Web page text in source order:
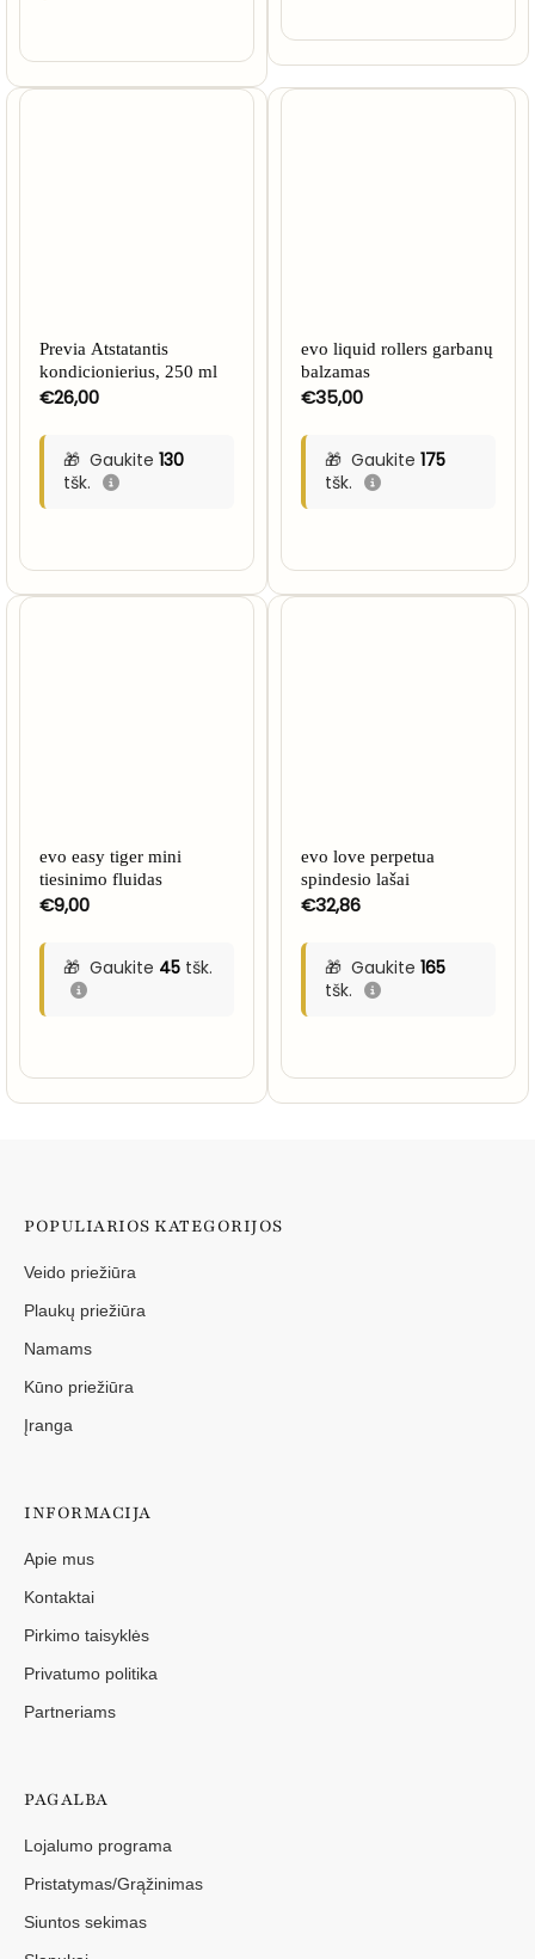
Previa Atstatantis
kondicionierius, 250 ml
€26,00
Gaukite 130
tšk.
evo liquid rollers garbanų
balzamas
€35,00
Gaukite 175
tšk.
evo easy tiger mini
tiesinimo fluidas
€9,00
Gaukite 45tšk.
evo love perpetua
spindesio lašai
€32,86
Gaukite 165
tšk.
POPULIARIOS KATEGORIJOS
Veido priežiūra
Plaukų priežiūra
Namams
Kūno priežiūra
Įranga
INFORMACIJA
Apie mus
Kontaktai
Pirkimo taisyklės
Privatumo politika
Partneriams
PAGALBA
Lojalumo programa
Pristatymas/Grąžinimas
Siuntos sekimas